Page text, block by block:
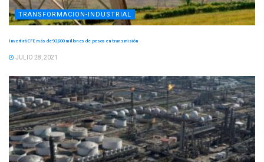
TRANSFORMACION-INDUSTRIAL
Invertirá CFE más de 92,600 millones de pesos en transmisión
JULIO 28, 2021